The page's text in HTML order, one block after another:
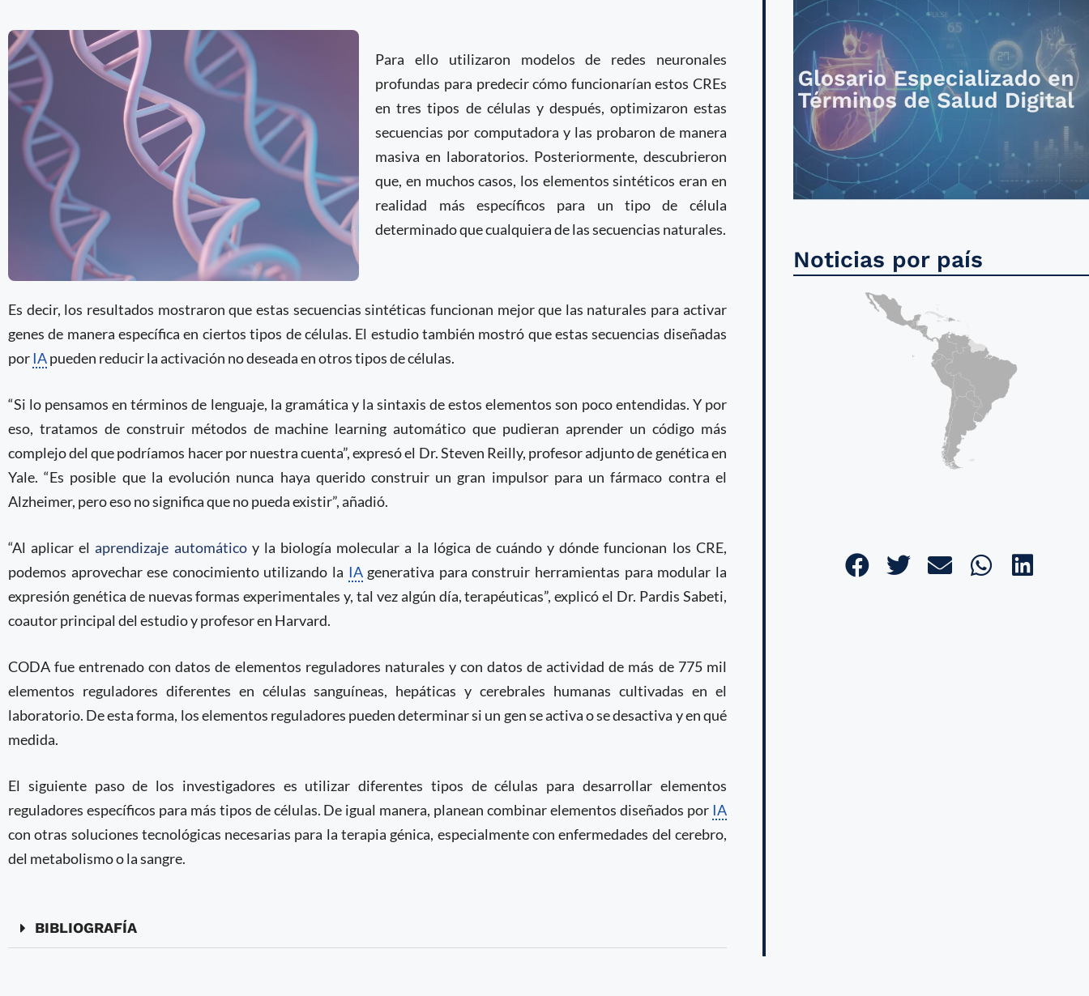
Para ello utilizaron modelos de redes neuronales
profundas para predecir cómo funcionarían estos CREs
en tres tipos de células y después, optimizaron estas
secuencias por computadora y las probaron de manera
masiva en laboratorios. Posteriormente, descubrieron
que, en muchos casos, los elementos sintéticos eran en
realidad más específicos para un tipo de célula
determinado que cualquiera de las secuencias naturales.
Es decir, los resultados mostraron que estas secuencias sintéticas funcionan mejor que las naturales para activar
genes de manera específica en ciertos tipos de células. El estudio también mostró que estas secuencias diseñadas
porIApueden reducir la activación no deseada en otros tipos de células.
“Si lo pensamos en términos de lenguaje, la gramática y la sintaxis de estos elementos son poco entendidas. Y por
eso, tratamos de construir métodos de machine learning automático que pudieran aprender un código más
complejo del que podríamos hacer por nuestra cuenta”, expresó el Dr. Steven Reilly, profesor adjunto de genética en
Yale. “Es posible que la evolución nunca haya querido construir un gran impulsor para un fármaco contra el
Alzheimer, pero eso no significa que no pueda existir”, añadió.
“Al aplicar elaprendizaje automáticoy la biología molecular a la lógica de cuándo y dónde funcionan los CRE,
podemos aprovechar ese conocimiento utilizando la IAgenerativa para construir herramientas para modular la
expresión genética de nuevas formas experimentales y, tal vez algún día, terapéuticas”, explicó el Dr. Pardis Sabeti,
coautor principal del estudio y profesor en Harvard.
CODA fue entrenado con datos de elementos reguladores naturales y con datos de actividad de más de 775 mil
elementos reguladores diferentes en células sanguíneas, hepáticas y cerebrales humanas cultivadas en el
laboratorio. De esta forma, los elementos reguladores pueden determinar si un gen se activa o se desactiva y en qué
medida.
El siguiente paso de los investigadores es utilizar diferentes tipos de células para desarrollar elementos
reguladores específicos para más tipos de células. De igual manera, planean combinar elementos diseñados por IA
con otras soluciones tecnológicas necesarias para la terapia génica, especialmente con enfermedades del cerebro,
del metabolismo o la sangre.
BIBLIOGRAFÍA
Noticias por país